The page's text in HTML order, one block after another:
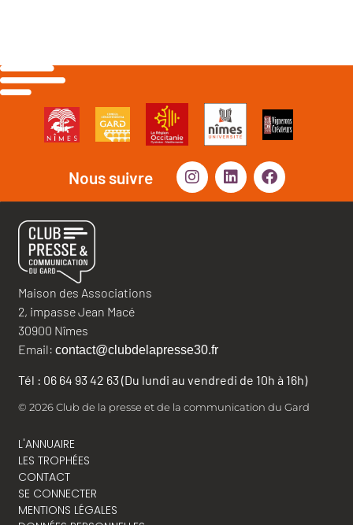
Nous suivre
Maison des Associations
2, impasse Jean Macé
30900 Nîmes
Email: contact@clubdelapresse30.fr
Tél : 06 64 93 42 63 (Du lundi au vendredi de 10h à 16h)
© 2026 Club de la presse et de la communication du Gard
L'ANNUAIRE
LES TROPHÉES
CONTACT
SE CONNECTER
MENTIONS LÉGALES